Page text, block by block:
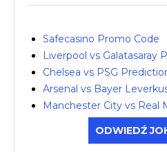
Safecasino Promo Code
Liverpool vs Galatasaray
Chelsea vs PSG
Arsenal vs Bayer
Manchester City vs Real
ODWIEDŹ